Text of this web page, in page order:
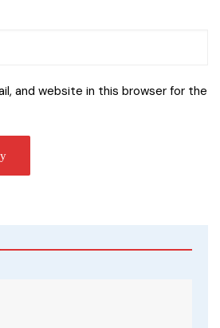
and website in this browser for the